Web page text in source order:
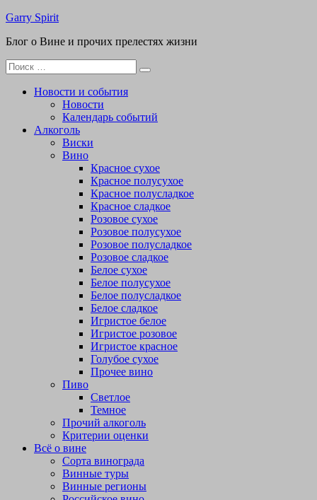
Перейти
содержимому
Garry Spirit
Блог о Вине и прочих прелестях жизни
Поиск
для:
Новости и события
Новости
Календарь событий
Алкоголь
Виски
Вино
Красное сухое
Красное полусухое
Красное полусладкое
Красное сладкое
Розовое сухое
Розовое полусухое
Розовое полусладкое
Розовое сладкое
Белое сухое
Белое полусухое
Белое полусладкое
Белое сладкое
Игристое белое
Игристое розовое
Игристое красное
Голубое сухое
Прочее вино
Пиво
Светлое
Темное
Прочий алкоголь
Критерии оценки
Всё о вине
Сорта винограда
Винные туры
Винные регионы